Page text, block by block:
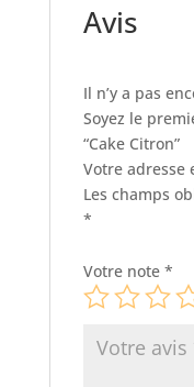
Avis
Il n’y a pas
Soyez le
“Cake Citron”
Votre adresse
Les champs
*
Votre note *